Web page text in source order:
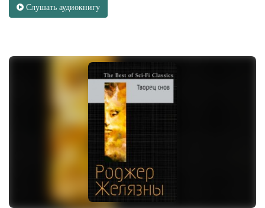
Слушать аудиокнигу